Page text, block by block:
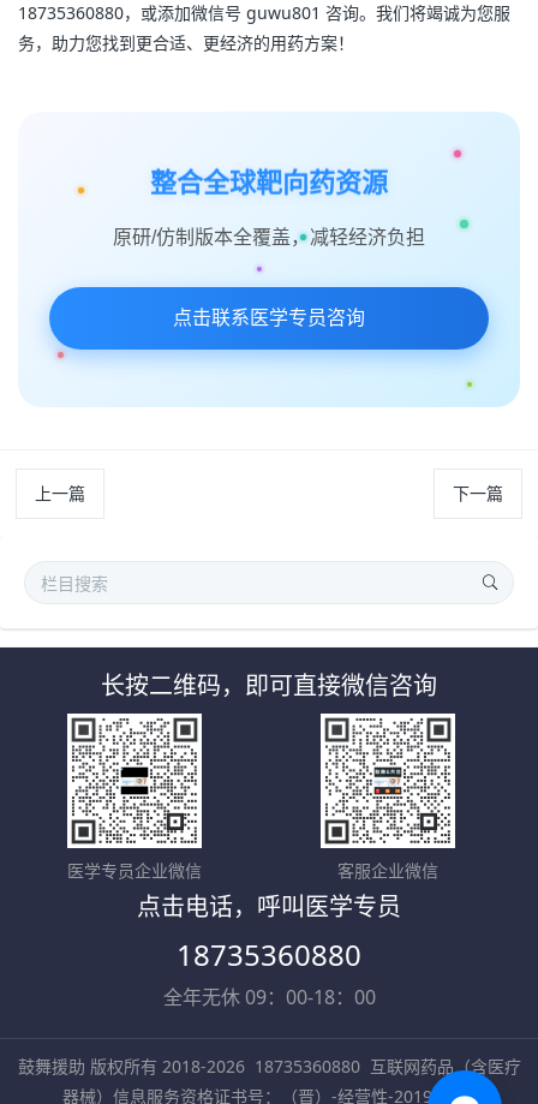
18735360880，或添加微信号 guwu801 咨询。我们将竭诚为您服
务，助力您找到更合适、更经济的用药方案！
整合全球靶向药资源
原研/仿制版本全覆盖，减轻经济负担
点击联系医学专员咨询
上一篇 下一篇
长按二维码，即可直接微信咨询
医学专员企业微信 客服企业微信
点击电话，呼叫医学专员
18735360880
全年无休 09：00-18：00
鼓舞援助 版权所有 2018-2026 18735360880 互联网药品（含医疗
器械）信息服务资格证书号：（晋）-经营性-2019-0002